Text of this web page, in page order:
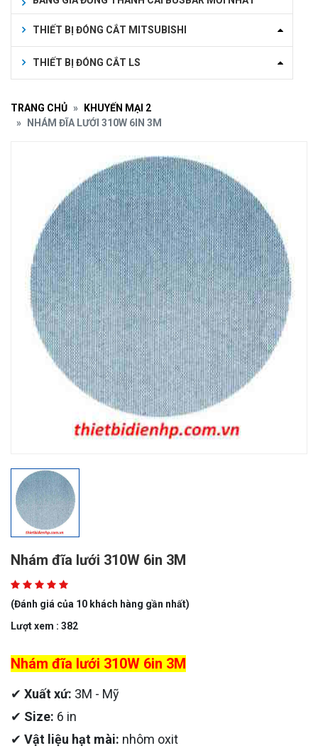
THIẾT BỊ ĐÓNG CẮT MITSUBISHI
THIẾT BỊ ĐÓNG CẮT LS
TRANG CHỦ
KHUYẾN MẠI 2
NHÁM ĐĨA LƯỚI 310W 6IN 3M
Nhám đĩa lưới 310W 6in 3M
(Đánh giá của 10 khách hàng gần nhất)
Lượt xem : 382
Nhám đĩa lưới 310W 6in 3M
✔ Xuất xứ: 3M - Mỹ
✔ Size: 6 in
✔ Vật liệu hạt mài: nhôm oxit